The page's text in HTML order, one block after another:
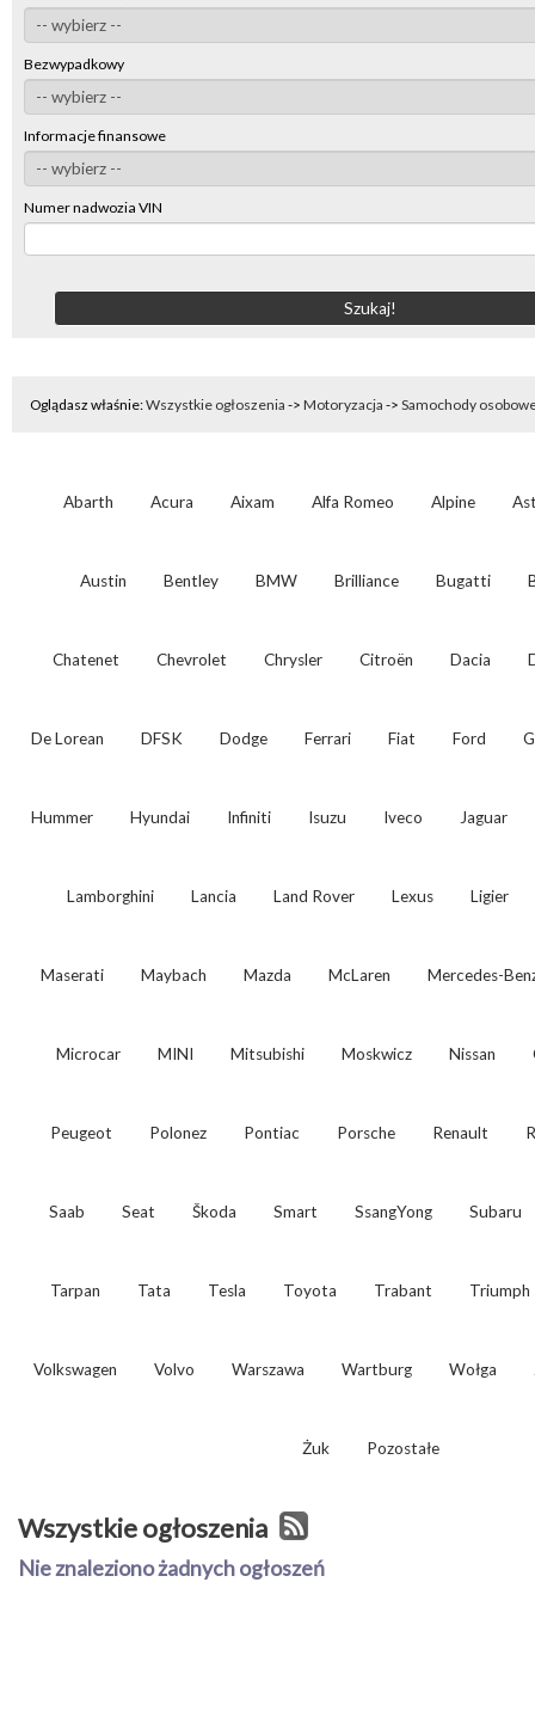
Bezwypadkowy
Informacje finansowe
Numer nadwozia VIN
Oglądasz właśnie:Wszystkie ogłoszenia -> Motoryzacja -> Samochody
Abarth Acura Aixam Alfa Romeo Alpine
Austin Bentley BMW Brilliance Bugatti
Chatenet Chevrolet Chrysler Citroën Dacia
De Lorean DFSK Dodge Ferrari Fiat Ford
Hummer Hyundai Infiniti Isuzu Iveco Jaguar
Lamborghini Lancia Land Rover Lexus Ligier
Maserati Maybach Mazda McLaren Mercedes-
Microcar MINI Mitsubishi Moskwicz Nissan
Peugeot Polonez Pontiac Porsche Renault
Saab Seat Škoda Smart SsangYong Subaru
Tarpan Tata Tesla Toyota Trabant Triumph
Volkswagen Volvo Warszawa Wartburg Wołga
Żuk Pozostałe
Wszystkie ogłoszenia
Nie znaleziono żadnych ogłoszeń